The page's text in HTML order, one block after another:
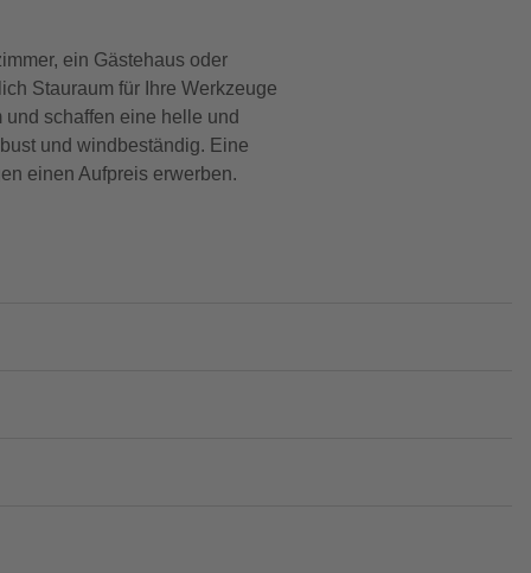
ein Gästehaus oder
Stauraum für Ihre Werkzeuge
schaffen eine helle und
und windbeständig. Eine
einen Aufpreis erwerben.